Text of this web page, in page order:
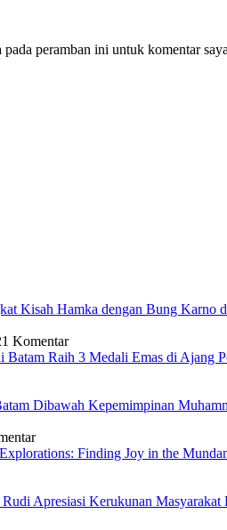
peramban ini untuk komentar
Kisah Hamka dengan Bung Karno
1 Komentar
Batam Raih 3 Medali Emas di Ajang
Dibawah Kepemimpinan
Finding Joy in the
Apresiasi Kerukunan